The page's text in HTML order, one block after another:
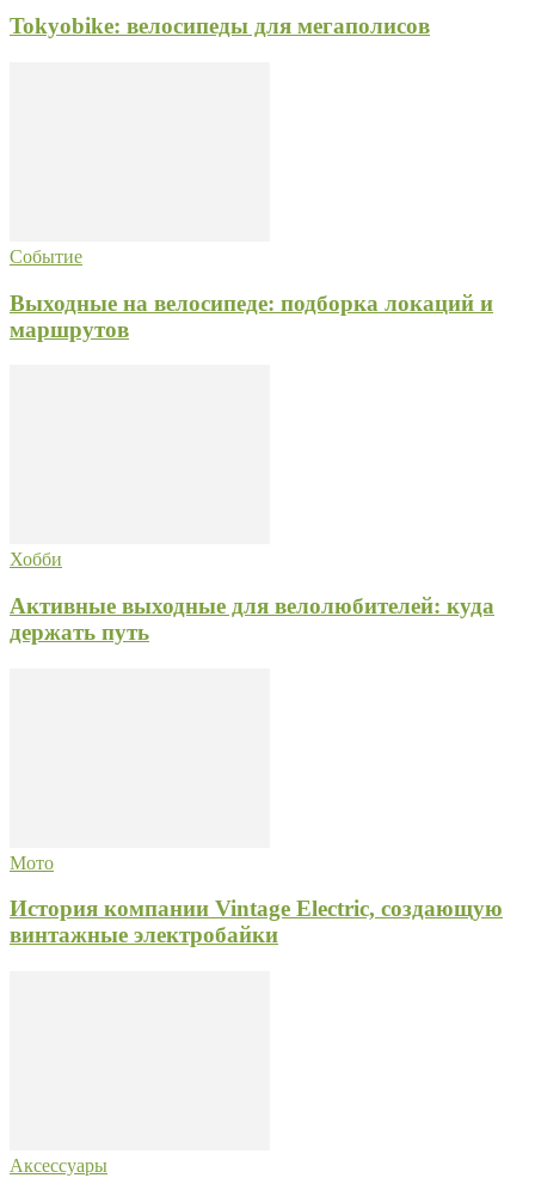
Tokyobike: велосипеды для мегаполисов
Событие
Выходные на велосипеде: подборка локаций и
маршрутов
Хобби
Активные выходные для велолюбителей: куда
держать путь
Мото
История компании Vintage Electric, создающую
винтажные электробайки
Аксессуары